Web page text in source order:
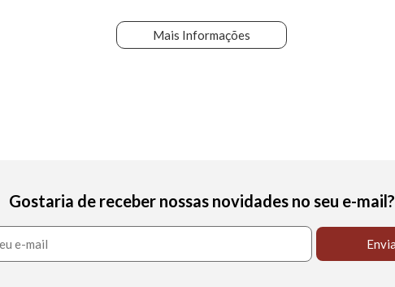
Mais Informações
Gostaria de receber nossas novidades no seu e-mail?